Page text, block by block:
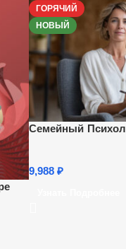
ГОРЯЧИЙ
НОВЫЙ
Семейный
9,988₽